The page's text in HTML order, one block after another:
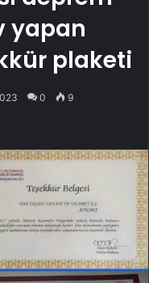
yapan
plaketi
0 9